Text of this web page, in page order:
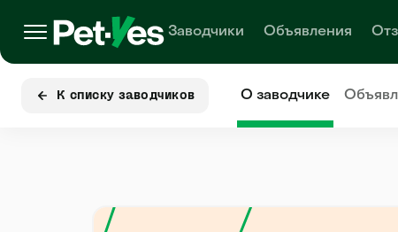
Заводчики Объявления
К списку заводчиков О заводчике